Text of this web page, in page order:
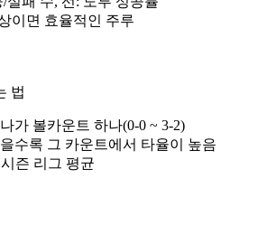
이면 효율적인 주루
법
가 볼카운트 하나(0-0 ~ 3-2)
수록 그 카운트에서 타율이 높음
즌 리그 평균